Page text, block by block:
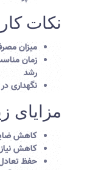
نکات
میزان مصرف: 2-5 کیلوگرم در
زمان
رشد
نگهداری
کاهش
کاهش
حفظ